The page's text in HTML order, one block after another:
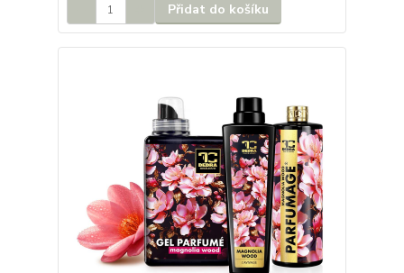
Přidat do košíku